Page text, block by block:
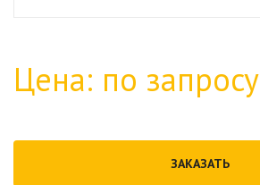
Цена: по запросу
ЗАКАЗАТЬ